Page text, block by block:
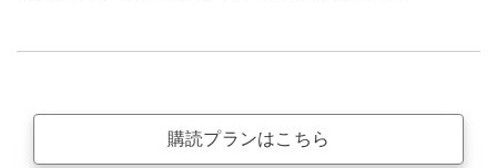
購読プランはこちら